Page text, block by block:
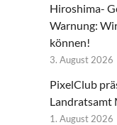
Hiroshima-
Warnung:
können!
3. August 2026
PixelClub
Landratsamt
1. August 2026